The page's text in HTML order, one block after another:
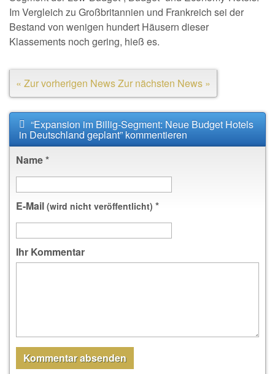
Im Vergleich zu Großbritannien und Frankreich sei der
Bestand von wenigen hundert Häusern dieser
Klassements noch gering, hieß es.
« Zur vorherigen NewsZur nächsten News »
“Expansion im Billig-Segment: Neue Budget Hotels
in Deutschland geplant” kommentieren
Name*
E-Mail (wird nicht veröffentlicht) *
Ihr Kommentar